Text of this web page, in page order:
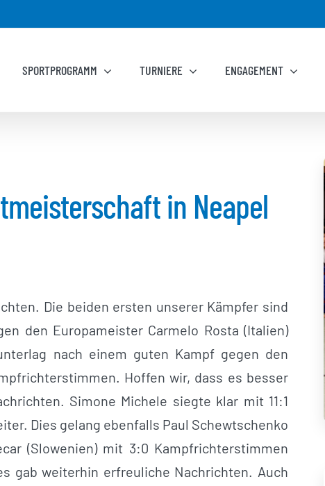
SPORTPROGRAMM TURNIERE ENGAGEMENT
in Neapel
Die beiden ersten unserer Kämpfer sind
den Europameister Carmelo Rosta (Italien)
nach einem guten Kampf gegen den
Hoffen wir, dass es besser
Simone Michele siegte klar mit 11:1
Dies gelang ebenfalls Paul Schewtschenko
(Slowenien) mit 3:0 Kampfrichterstimmen
gab weiterhin erfreuliche Nachrichten. Auch